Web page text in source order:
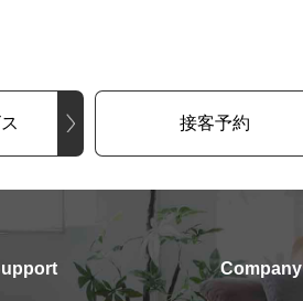
接客予約
Company